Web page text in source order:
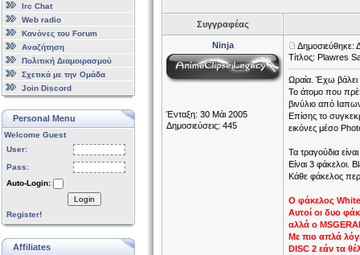
Irc Chat
Web radio
Κανόνες του Forum
Αναζήτηση
Πολιτική Διαμοιρασμού
Σχετικά με την Ομάδα
Join Discord
Personal Menu
Welcome Guest
User:
Pass:
Auto-Login:
Login
Register!
Affiliates
Συγγραφέας
Ninja
Ένταξη: 30 Μάι 2005
Δημοσιεύσεις: 445
Δημοσιεύθηκε:
Τίτλος: Plawres
Ωραία. Έχω βάλει
Το άτομο που
βινύλιο από
Επίσης το
εικόνες μέσο
Τα τραγούδια
Είναι 3 φάκελοι.
Κάθε φάκελος
Ο φάκελος White
Αυτοί οι δυο
αλλά ο
Με πιο απλά
DISC 2 εάν τα